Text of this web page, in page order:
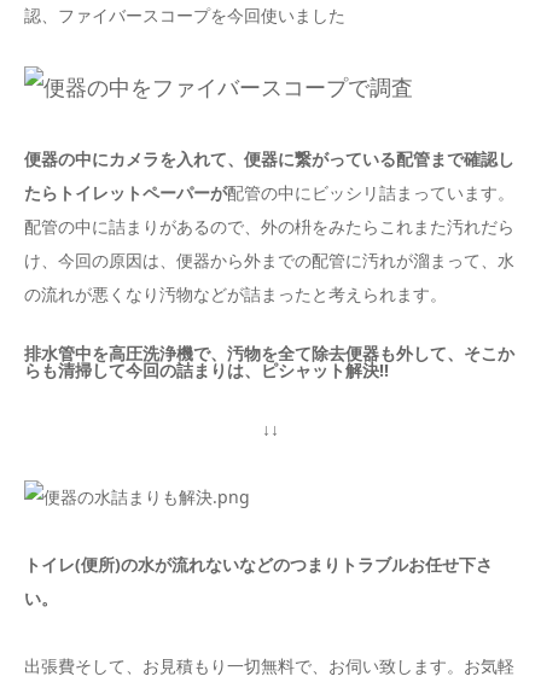
認、ファイバースコープを今回使いました
便器の中にカメラを入れて、便器に繋がっている配管まで確認し
たらトイレットペーパーが配管の中にビッシリ詰まっています。
配管の中に詰まりがあるので、外の枡をみたらこれまた汚れだら
け、今回の原因は、便器から外までの配管に汚れが溜まって、水
の流れが悪くなり汚物などが詰まったと考えられます。
排水管中を高圧洗浄機で、汚物を全て除去便器も外して、そこか
らも清掃して今回の詰まりは、ピシャット解決!!
↓↓
トイレ(便所)の水が流れないなどのつまりトラブルお任せ下さ
い。
出張費そして、お見積もり一切無料で、お伺い致します。お気軽